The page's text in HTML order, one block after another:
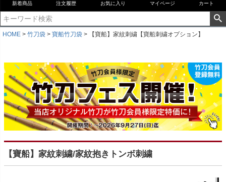
新着商品 注文履歴 お気に入り マイページ カート
HOME 竹刀袋 寶船竹刀袋 【寶船】家紋刺繍【寶船刺繍オプション】
【寶船】家紋刺繍/家紋抱きトンボ刺繍